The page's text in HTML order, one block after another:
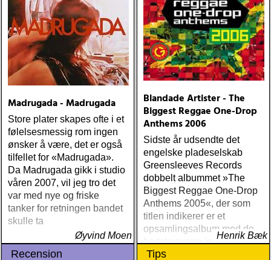
Madrugada - Madrugada
Store plater skapes ofte i et
følelsesmessig rom ingen
ønsker å være, det er også
tilfellet for «Madrugada».
Da Madrugada gikk i studio
våren 2007, vil jeg tro det
var med nye og friske
tanker for retningen bandet
skulle ta
Øyvind Moen
Blandade Artister - The
Biggest Reggae One-Drop
Anthems 2006
Sidste år udsendte det
engelske pladeselskab
Greensleeves Records
dobbelt albummet »The
Biggest Reggae One-Drop
Anthems 2005«, der som
titlen indikerer er et
opsamlingsalbum med de
bedste numre indenfor den
populære reggaestil kaldet
Henrik Bæk
Recension Tips